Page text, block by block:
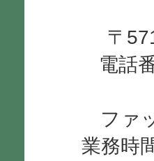
〒
電話
ファ
業務時